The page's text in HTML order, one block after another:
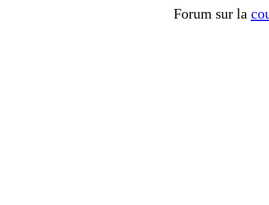
Forum sur la